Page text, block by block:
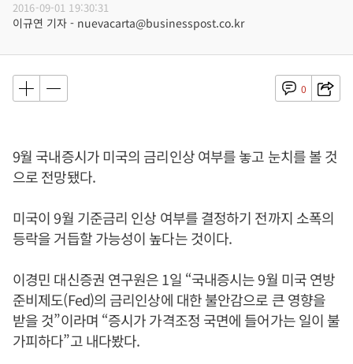
2016-09-01 19:30:31
이규연 기자 - nuevacarta@businesspost.co.kr
0
9월 국내증시가 미국의 금리인상 여부를 놓고 눈치를 볼 것
으로 전망됐다.
미국이 9월 기준금리 인상 여부를 결정하기 전까지 소폭의
등락을 거듭할 가능성이 높다는 것이다.
이경민 대신증권 연구원은 1일 “국내증시는 9월 미국 연방
준비제도(Fed)의 금리인상에 대한 불안감으로 큰 영향을
받을 것”이라며 “증시가 가격조정 국면에 들어가는 일이 불
가피하다”고 내다봤다.